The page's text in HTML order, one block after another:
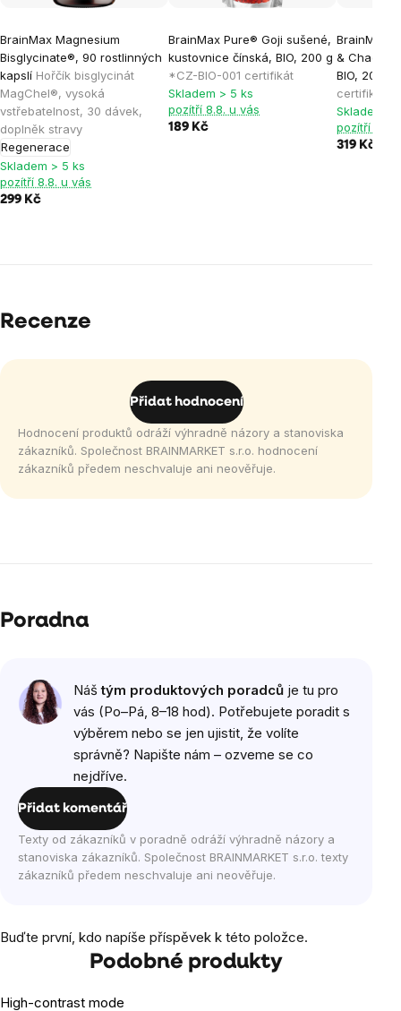
BrainMax Magnesium
Bisglycinate®, 90 rostlinných
kapslí Hořčík bisglycinát
MagChel®, vysoká
vstřebatelnost, 30 dávek,
doplněk stravy
Regenerace
Skladem > 5 ks
pozítří 8.8. u vás
299 Kč
BrainMax Pure® Goji sušené,
kustovnice čínská, BIO, 200 g
*CZ-BIO-001 certifikát
Skladem > 5 ks
pozítří 8.8. u vás
189 Kč
BrainMax
& Chaga,
BIO, 200g
certifikát
Skladem >
pozítří 8.8.
319 Kč
Recenze
Přidat hodnocení
Hodnocení produktů odráží výhradně názory a stanoviska
zákazníků. Společnost BRAINMARKET s.r.o. hodnocení
zákazníků předem neschvaluje ani neověřuje.
Poradna
Náštým produktových poradců je tu pro
vás (Po–Pá, 8–18 hod). Potřebujete poradit s
výběrem nebo se jen ujistit, že volíte
správně? Napište nám – ozveme se co
nejdříve.
Přidat komentář
Texty od zákazníků v poradně odráží výhradně názory a
stanoviska zákazníků. Společnost BRAINMARKET s.r.o. texty
zákazníků předem neschvaluje ani neověřuje.
Buďte první, kdo napíše příspěvek k této položce.
Podobné produkty
High-contrast mode